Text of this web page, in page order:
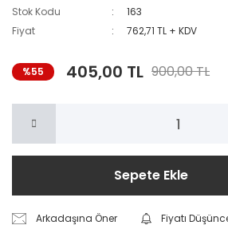
Stok Kodu
163
Fiyat
762,71 TL + KDV
%55 405,00 TL 900,00 TL
Sepete Ekle
Arkadaşına Öner
Fiyatı